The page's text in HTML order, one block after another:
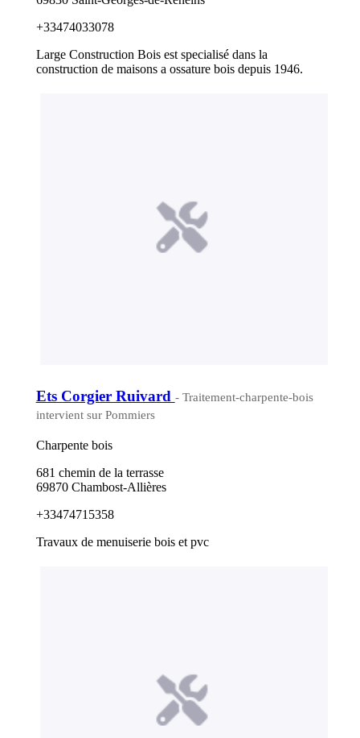
+33474033078
Large Construction Bois est specialisé dans la
construction de maisons a ossature bois depuis 1946.
Ets Corgier Ruivard - Traitement-charpente-bois
intervient sur Pommiers
Charpente bois
681 chemin de la terrasse
69870 Chambost-Allières
+33474715358
Travaux de menuiserie bois et pvc